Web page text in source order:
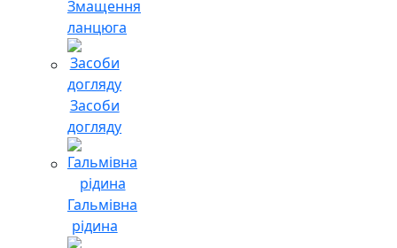
Змащення
ланцюга
Засоби
догляду
Гальмівна
рідина